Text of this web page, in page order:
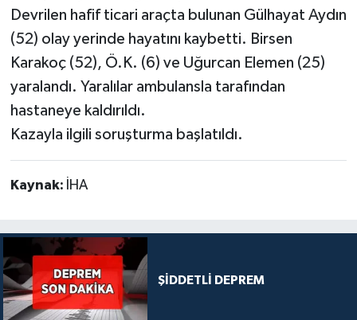
Devrilen hafif ticari araçta bulunan Gülhayat Aydın
(52) olay yerinde hayatını kaybetti. Birsen
Karakoç (52), Ö.K. (6) ve Uğurcan Elemen (25)
yaralandı. Yaralılar ambulansla tarafından
hastaneye kaldırıldı.
Kazayla ilgili soruşturma başlatıldı.
Kaynak: İHA
ŞİDDETLİ DEPREM